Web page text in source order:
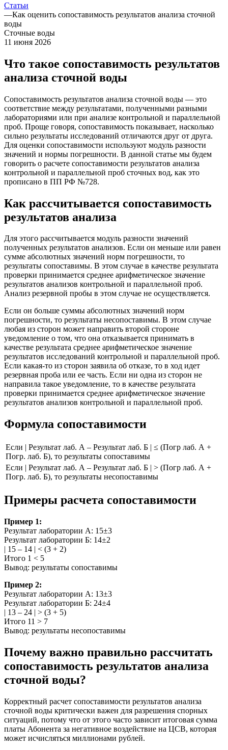
Статьи
—Как оценить сопоставимость результатов анализа сточной
воды
Сточные воды
11 июня 2026
Что такое сопоставимость результатов
анализа сточной воды
Сопоставимость результатов анализа сточной воды — это
соответствие между результатами, полученными разными
лабораториями или при анализе контрольной и параллельной
проб. Проще говоря, сопоставимость показывает, насколько
сильно результаты исследований отличаются друг от друга.
Для оценки сопоставимости используют модуль разности
значений и нормы погрешности. В данной статье мы будем
говорить о расчете сопоставимости результатов анализа
контрольной и параллельной проб сточных вод, как это
прописано в ПП РФ №728.
Как рассчитывается сопоставимость
результатов анализа
Для этого рассчитывается модуль разности значений
полученных результатов анализов. Если он меньше или равен
сумме абсолютных значений норм погрешности, то
результаты сопоставимы. В этом случае в качестве результата
проверки принимается среднее арифметическое значение
результатов анализов контрольной и параллельной проб.
Анализ резервной пробы в этом случае не осуществляется.
Если он больше суммы абсолютных значений норм
погрешности, то результаты несопоставимы. В этом случае
любая из сторон может направить второй стороне
уведомление о том, что она отказывается принимать в
качестве результата среднее арифметическое значение
результатов исследований контрольной и параллельной проб.
Если какая-то из сторон заявила об отказе, то в ход идет
резервная проба или ее часть. Если ни одна из сторон не
направила такое уведомление, то в качестве результата
проверки принимается среднее арифметическое значение
результатов анализов контрольной и параллельной проб.
Формула сопоставимости
Если | Результат лаб. А – Результат лаб. Б | ≤ (Погр лаб. А +
Погр. лаб. Б), то результаты сопоставимы
Если | Результат лаб. А – Результат лаб. Б | > (Погр лаб. А +
Погр. лаб. Б), то результаты несопоставимы
Примеры расчета сопоставимости
Пример 1:
Результат лаборатории А: 15±3
Результат лаборатории Б: 14±2
| 15 – 14 | < (3 + 2)
Итого 1 < 5
Вывод: результаты сопоставимы
Пример 2:
Результат лаборатории А: 13±3
Результат лаборатории Б: 24±4
| 13 – 24 | > (3 + 5)
Итого 11 > 7
Вывод: результаты несопоставимы
Почему важно правильно рассчитать
сопоставимость результатов анализа
сточной воды?
Корректный расчет сопоставимости результатов анализа
сточной воды критически важен для разрешения спорных
ситуаций, потому что от этого часто зависит итоговая сумма
платы Абонента за негативное воздействие на ЦСВ, которая
может исчисляться миллионами рублей.